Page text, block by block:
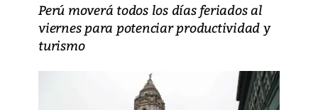
Perú moverá todos los días feriados al
viernes para potenciar productividad y
turismo